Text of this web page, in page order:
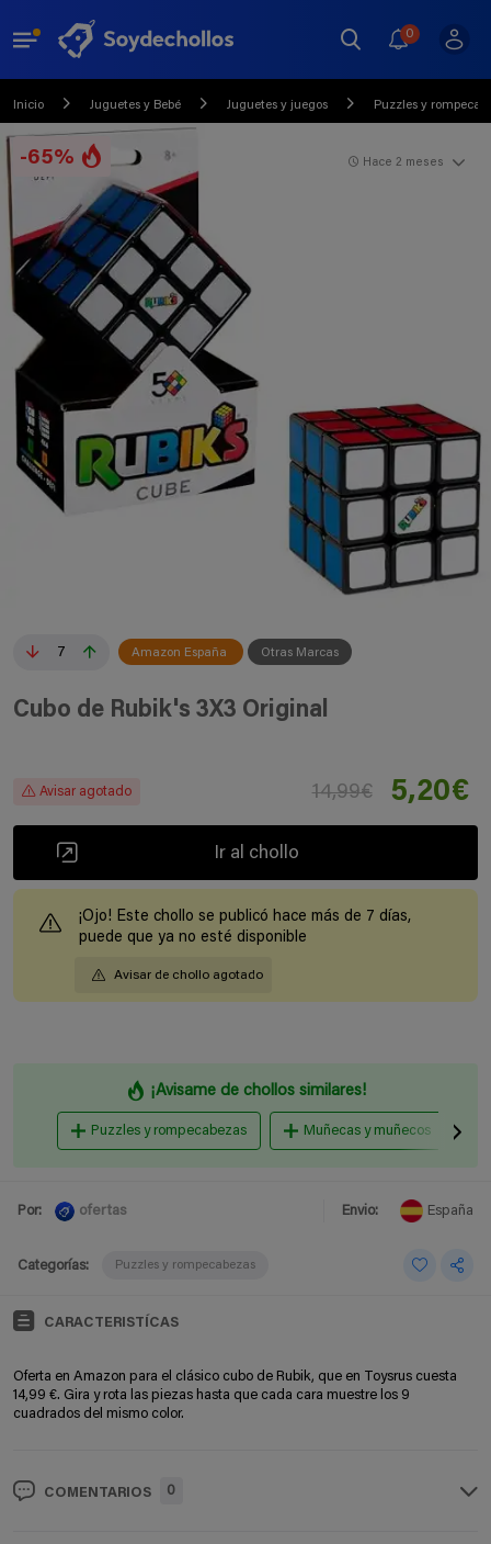
0
Inicio Juguetes y Bebé Juguetes y juegos Puzzles y
-65%
7 Amazon España Otras Marcas
Hace 2 meses
Cubo de Rubik's 3X3 Original
Avisar agotado 14,99€ 5,20€
Ir al chollo
¡Ojo! Este chollo se publicó hace más de 7 días,
puede que ya no esté disponible
Avisar de chollo agotado
¡Avisame de chollos similares!
Puzzles y rompecabezas Muñecas y muñecos
Por: ofertas Envio: España
Categorías: Puzzles y rompecabezas
CARACTERISTÍCAS
Oferta en Amazon para el clásico cubo de Rubik, que en Toysrus cuesta
14,99 €. Gira y rota las piezas hasta que cada cara muestre los 9
cuadrados del mismo color.
COMENTARIOS 0